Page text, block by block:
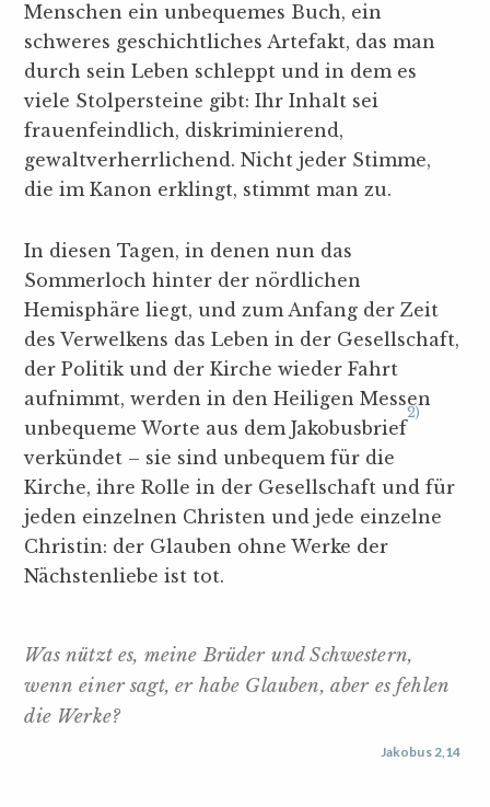
Menschen ein unbequemes Buch, ein
schweres geschichtliches Artefakt, das man
durch sein Leben schleppt und in dem es
viele Stolpersteine gibt: Ihr Inhalt sei
frauenfeindlich, diskriminierend,
gewaltverherrlichend. Nicht jeder Stimme,
die im Kanon erklingt, stimmt man zu.
In diesen Tagen, in denen nun das
Sommerloch hinter der nördlichen
Hemisphäre liegt, und zum Anfang der Zeit
des Verwelkens das Leben in der Gesellschaft,
der Politik und der Kirche wieder Fahrt
aufnimmt, werden in den Heiligen Messen
unbequeme Worte aus dem Jakobusbrief
2)
verkündet – sie sind unbequem für die
Kirche, ihre Rolle in der Gesellschaft und für
jeden einzelnen Christen und jede einzelne
Christin: der Glauben ohne Werke der
Nächstenliebe ist tot.
Was nützt es, meine Brüder und Schwestern,
wenn einer sagt, er habe Glauben, aber es fehlen
die Werke?
Jakobus 2,14